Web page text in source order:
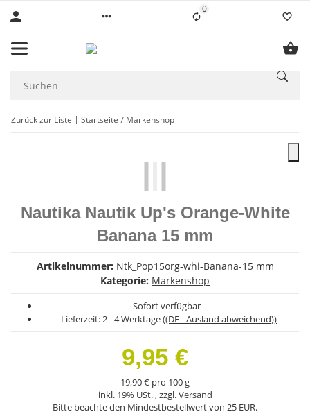
0Liste ist leer
Zurück zur Liste Startseite Markenshop
Nautika Nautik Up's Orange-White
Banana 15 mm
Artikelnummer: Ntk_Pop15org-whi-Banana-15 mm
Kategorie: Markenshop
Sofort verfügbar
Lieferzeit:2 - 4 Werktage((DE - Ausland abweichend))
9,95 €
19,90 € pro 100 g
inkl. 19% USt. , zzgl.Versand
Bitte beachte den Mindestbestellwert von 25 EUR.